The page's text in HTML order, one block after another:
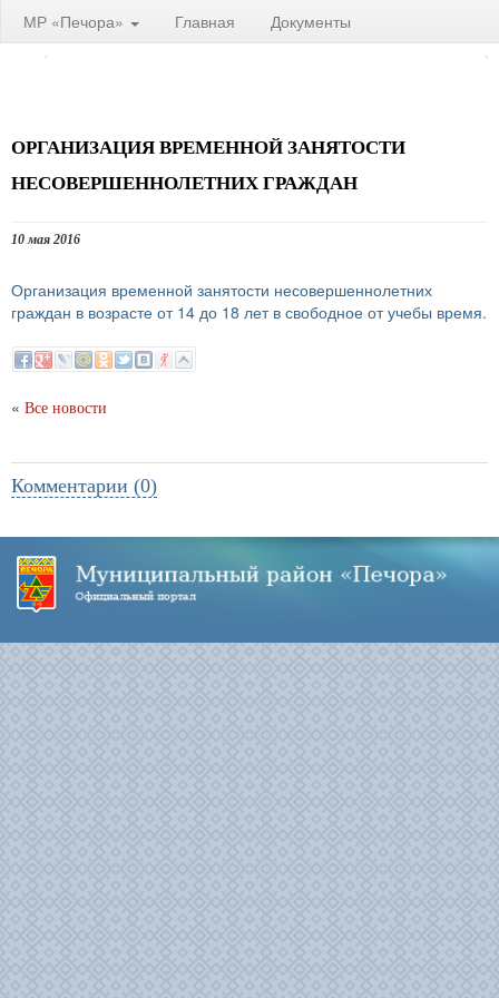
МР «Печора» Главная Документы
ОРГАНИЗАЦИЯ ВРЕМЕННОЙ ЗАНЯТОСТИ
НЕСОВЕРШЕННОЛЕТНИХ ГРАЖДАН
10 мая 2016
Организация временной занятости несовершеннолетних
граждан в возрасте от 14 до 18 лет в свободное от учебы время.
« Все новости
Комментарии (0)